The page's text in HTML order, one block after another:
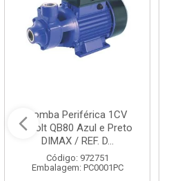
Bomba Periférica 1CV
Bivolt QB80 Azul e Preto
DIMAX / REF. D...
Código: 972751
Embalagem: PC0001PC